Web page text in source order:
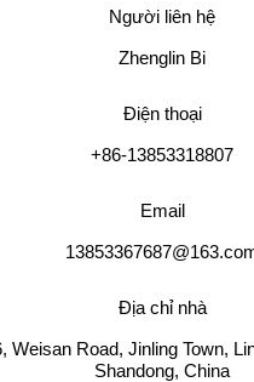
Người liên hệ
Zhenglin Bi
Điện thoại
+86-13853318807
Email
Địa chỉ nhà
Weisan Road, Jinling Town,
Shandong, China